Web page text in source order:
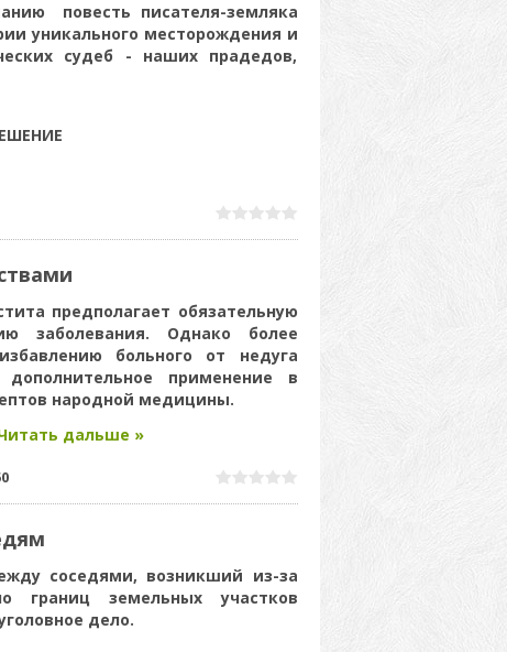
повесть писателя-земляка
уникального месторождения и
судеб - наших прадедов,
предполагает обязательную
заболевания. Однако более
больного от недуга
дополнительное применение в
народной медицины.
дальше »
соседями, возникший из-за
границ земельных участков
дело.